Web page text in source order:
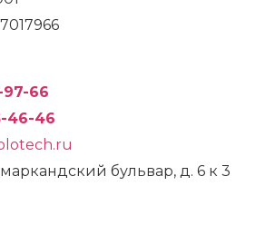
97-66
46-46
бульвар, д. 6 к 3